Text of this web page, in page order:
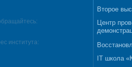
института:
Второе
Центр
IT школа